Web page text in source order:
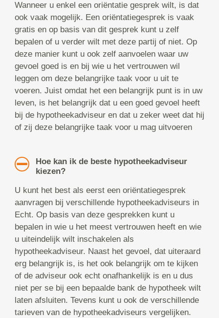
Wanneer u enkel een oriëntatie gesprek wilt, is dat
ook vaak mogelijk. Een oriëntatiegesprek is vaak
gratis en op basis van dit gesprek kunt u zelf
bepalen of u verder wilt met deze partij of niet. Op
deze manier kunt u ook zelf aanvoelen waar uw
gevoel goed is en bij wie u het vertrouwen wil
leggen om deze belangrijke taak voor u uit te
voeren. Juist omdat het een belangrijk punt is in uw
leven, is het belangrijk dat u een goed gevoel heeft
bij de hypotheekadviseur en dat u zeker weet dat hij
of zij deze belangrijke taak voor u mag uitvoeren
Hoe kan ik de beste hypotheekadviseur
kiezen?
U kunt het best als eerst een oriëntatiegesprek
aanvragen bij verschillende hypotheekadviseurs in
Echt. Op basis van deze gesprekken kunt u
bepalen in wie u het meest vertrouwen heeft en wie
u uiteindelijk wilt inschakelen als
hypotheekadviseur. Naast het gevoel, dat uiteraard
erg belangrijk is, is het ook belangrijk om te kijken
of de adviseur ook echt onafhankelijk is en u dus
niet per se bij een bepaalde bank de hypotheek wilt
laten afsluiten. Tevens kunt u ook de verschillende
tarieven van de hypotheekadviseurs vergelijken.